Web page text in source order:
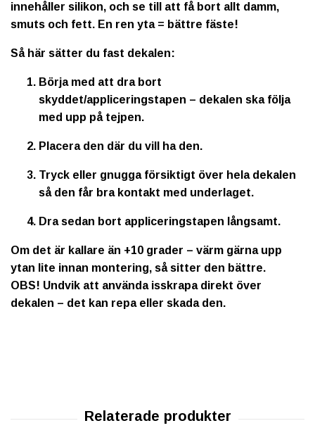
innehåller silikon, och se till att få bort allt damm,
smuts och fett. En ren yta = bättre fäste!
Så här sätter du fast dekalen:
Börja med att dra bort
skyddet/appliceringstapen – dekalen ska följa
med upp på tejpen.
Placera den där du vill ha den.
Tryck eller gnugga försiktigt över hela dekalen
så den får bra kontakt med underlaget.
Dra sedan bort appliceringstapen långsamt.
Om det är kallare än +10 grader – värm gärna upp
ytan lite innan montering, så sitter den bättre.
OBS! Undvik att använda isskrapa direkt över
dekalen – det kan repa eller skada den.